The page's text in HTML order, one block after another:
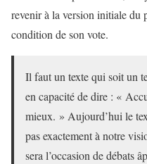
revenir à la version initiale
condition de son vote.
Il faut un texte qui soit un
en capacité de dire : «
mieux. » Aujourd’hui le
pas exactement à notre
sera l’occasion de débats